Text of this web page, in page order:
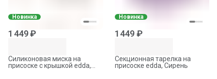
Новинка
1 449 ₽
Силиконовая миска на
присоске с крышкой edda,
Новинка
1 449 ₽
Секционная тарелка на
присоске edda, Сирень